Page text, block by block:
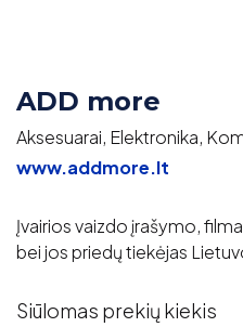
ADD more
Aksesuarai, Elektronika,
www.addmore.lt
Įvairios vaizdo įrašymo,
bei jos priedų tiekėjas
Siūlomas prekių kiekis